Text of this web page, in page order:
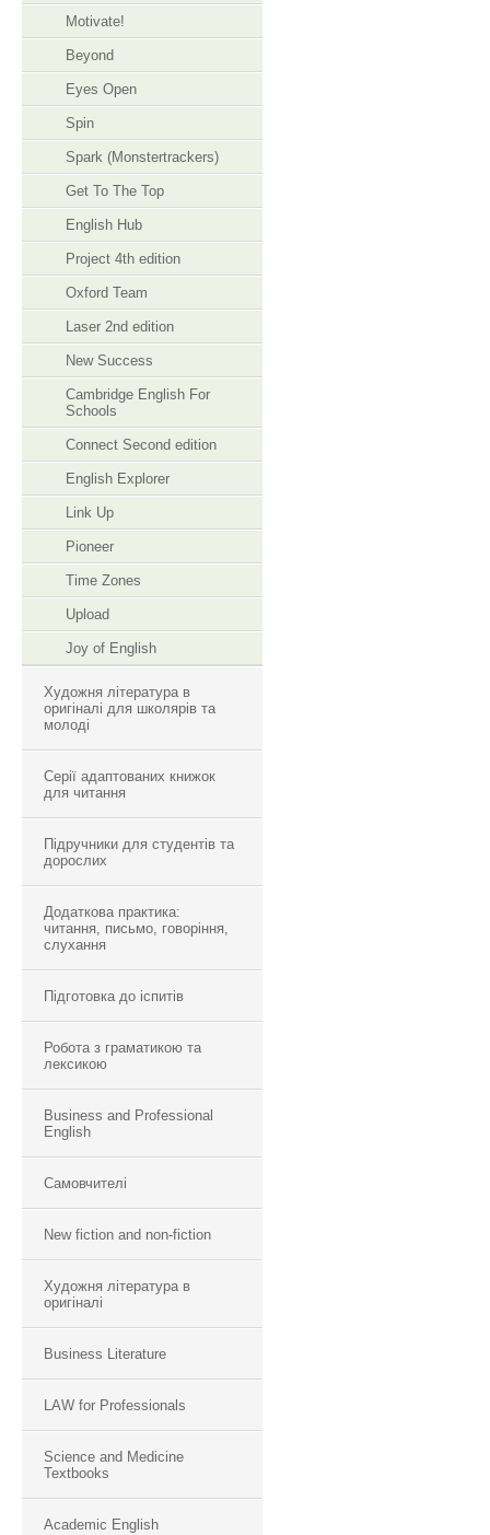
Motivate!
Beyond
Eyes Open
Spin
Spark (Monstertrackers)
Get To The Top
English Hub
Project 4th edition
Oxford Team
Laser 2nd edition
New Success
Cambridge English For
Schools
Connect Second edition
English Explorer
Link Up
Pioneer
Time Zones
Upload
Joy of English
Художня література в
оригіналі для школярів та
молоді
Серії адаптованих книжок
для читання
Підручники для студентів та
дорослих
Додаткова практика:
читання, письмо, говоріння,
слухання
Підготовка до іспитів
Робота з граматикою та
лексикою
Business and Professional
English
Самовчителі
New fiction and non-fiction
Художня література в
оригіналі
Business Literature
LAW for Professionals
Science and Medicine
Textbooks
Academic English